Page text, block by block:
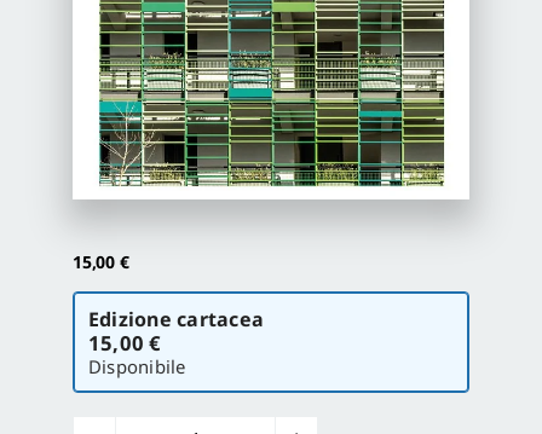
Proposte di pubblicazione
Gangemi Editore
15,00 €
Scegli
versione
Edizione cartacea
15,00 €
Disponibile